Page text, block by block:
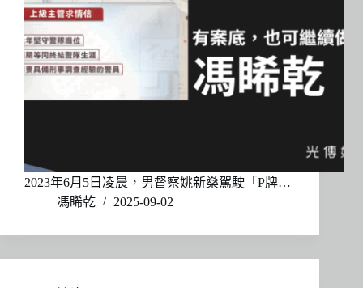
2023年6月5日凌晨，男督察姚新燊駕駛「P牌…
馮睎乾
2025-09-02